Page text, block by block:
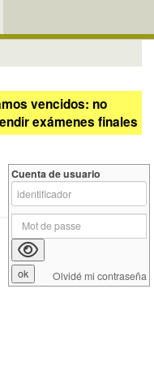
vencidos: no
exámenes finales
Cuenta de usuario
Olvidé mi contraseña